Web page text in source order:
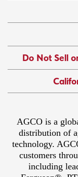
Do Not Sell
AGCO is a
distribution of
technology.
customers
including